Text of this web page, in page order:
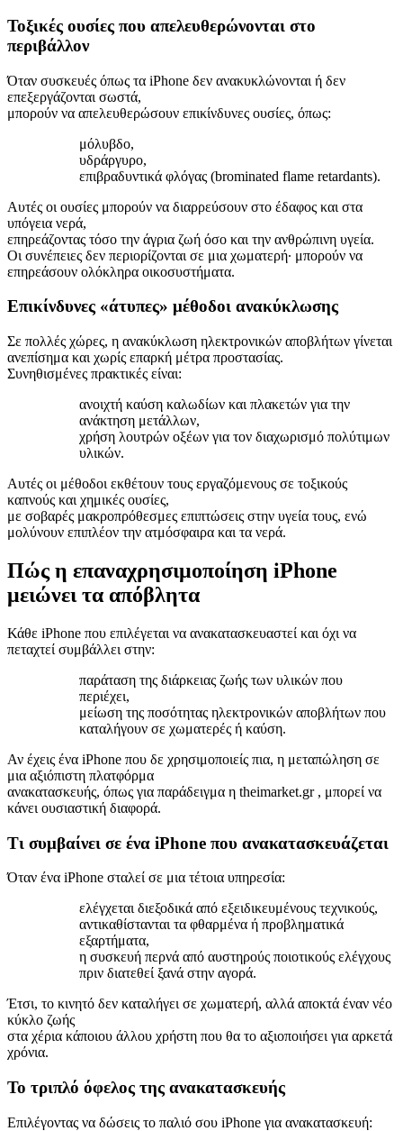
Τοξικές ουσίες που απελευθερώνονται στο
περιβάλλον
Όταν συσκευές όπως τα iPhone δεν ανακυκλώνονται ή δεν
επεξεργάζονται σωστά,
μπορούν να απελευθερώσουν επικίνδυνες ουσίες, όπως:
μόλυβδο,
υδράργυρο,
επιβραδυντικά φλόγας (brominated flame retardants).
Αυτές οι ουσίες μπορούν να διαρρεύσουν στο έδαφος και στα
υπόγεια νερά,
επηρεάζοντας τόσο την άγρια ζωή όσο και την ανθρώπινη υγεία.
Οι συνέπειες δεν περιορίζονται σε μια χωματερή∙ μπορούν να
επηρεάσουν ολόκληρα οικοσυστήματα.
Επικίνδυνες «άτυπες» μέθοδοι ανακύκλωσης
Σε πολλές χώρες, η ανακύκλωση ηλεκτρονικών αποβλήτων γίνεται
ανεπίσημα και χωρίς επαρκή μέτρα προστασίας.
Συνηθισμένες πρακτικές είναι:
ανοιχτή καύση καλωδίων και πλακετών για την
ανάκτηση μετάλλων,
χρήση λουτρών οξέων για τον διαχωρισμό πολύτιμων
υλικών.
Αυτές οι μέθοδοι εκθέτουν τους εργαζόμενους σε τοξικούς
καπνούς και χημικές ουσίες,
με σοβαρές μακροπρόθεσμες επιπτώσεις στην υγεία τους, ενώ
μολύνουν επιπλέον την ατμόσφαιρα και τα νερά.
Πώς η επαναχρησιμοποίηση iPhone
μειώνει τα απόβλητα
Κάθε iPhone που επιλέγεται να ανακατασκευαστεί και όχι να
πεταχτεί συμβάλλει στην:
παράταση της διάρκειας ζωής των υλικών που
περιέχει,
μείωση της ποσότητας ηλεκτρονικών αποβλήτων που
καταλήγουν σε χωματερές ή καύση.
Αν έχεις ένα iPhone που δε χρησιμοποιείς πια, η μεταπώληση σε
μια αξιόπιστη πλατφόρμα
ανακατασκευής, όπως για παράδειγμα η theimarket.gr , μπορεί να
κάνει ουσιαστική διαφορά.
Τι συμβαίνει σε ένα iPhone που ανακατασκευάζεται
Όταν ένα iPhone σταλεί σε μια τέτοια υπηρεσία:
ελέγχεται διεξοδικά από εξειδικευμένους τεχνικούς,
αντικαθίστανται τα φθαρμένα ή προβληματικά
εξαρτήματα,
η συσκευή περνά από αυστηρούς ποιοτικούς ελέγχους
πριν διατεθεί ξανά στην αγορά.
Έτσι, το κινητό δεν καταλήγει σε χωματερή, αλλά αποκτά έναν νέο
κύκλο ζωής
στα χέρια κάποιου άλλου χρήστη που θα το αξιοποιήσει για αρκετά
χρόνια.
Το τριπλό όφελος της ανακατασκευής
Επιλέγοντας να δώσεις το παλιό σου iPhone για ανακατασκευή: